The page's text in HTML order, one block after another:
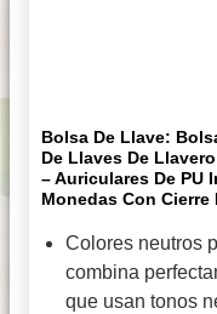
Bolsa De Llave:
De Llaves De
– Auriculares De PU
Monedas Con Cierre
Colores neutros
combina
que usan tonos